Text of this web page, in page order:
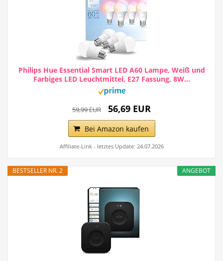
Philips Hue Essential Smart LED A60 Lampe, Weiß und
Farbiges LED Leuchtmittel, E27 Fassung, 8W...
59,99 EUR 56,69 EUR
Bei Amazon kaufen
Affiliate-Link - letztes Update: 24.07.2026
ANGEBOT
BESTSELLER NR. 2